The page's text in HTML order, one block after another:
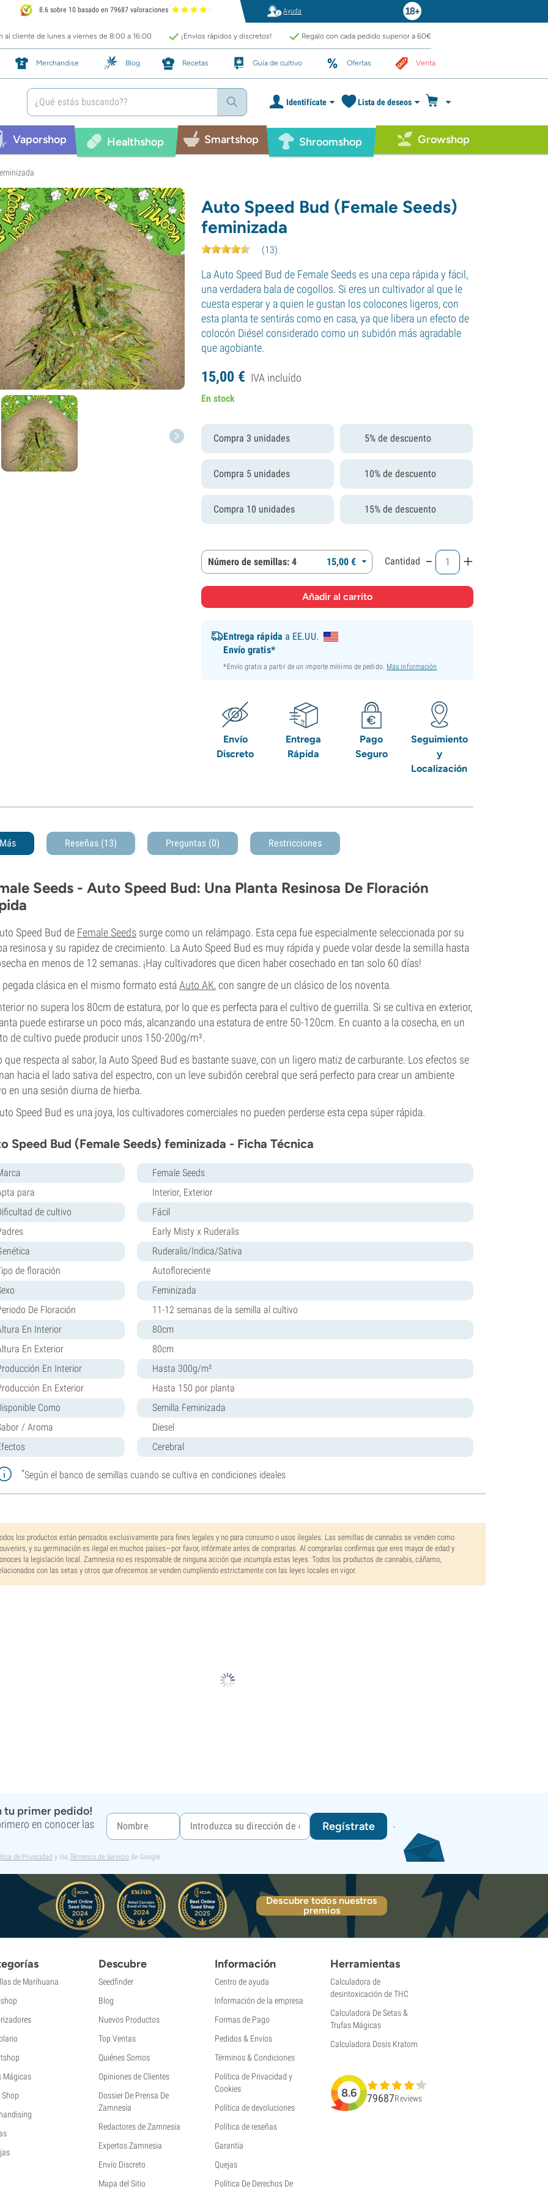
8.6 sobre 10 basado en 79687 valoraciones Ayuda
al cliente de lunes a viernes de 8:00 a 16:00 ¡Envíos rápidos y discretos! Regalo con cada pedido superior a 60€
Merchandise Blog Recetas Guía de cultivo Ofertas Venta
Identifícate Lista de deseos
Vaporshop Healthshop Smartshop Shroomshop Growshop
Auto Speed Bud (Female Seeds)
feminizada
(13)
La Auto Speed Bud de Female Seeds es una cepa rápida y fácil,
una verdadera bala de cogollos. Si eres un cultivador al que le
cuesta esperar y a quien le gustan los colocones ligeros, con
esta planta te sentirás como en casa, ya que libera un efecto de
colocón Diésel considerado como un subidón más agradable
que agobiante.
15,00 € IVA incluído
En stock
Compra 3 unidades 5% de descuento
Compra 5 unidades 10% de descuento
Compra 10 unidades 15% de descuento
Número de semillas: 4 15,00 € Cantidad - +
Entrega rápida a EE.UU.
Envío gratis*
*Envío gratis a partir de un importe mínimo de pedido. Más información
Envío
Discreto
Entrega
Rápida
Pago
Seguro
Seguimiento
y
Localización
Más Reseñas (13) Preguntas (0) Restricciones
Seeds - Auto Speed Bud: Una Planta Resinosa De Floración
Speed Bud de Female Seeds surge como un relámpago. Esta cepa fue especialmente seleccionada por su
resinosa y su rapidez de crecimiento. La Auto Speed Bud es muy rápida y puede volar desde la semilla hasta
en menos de 12 semanas. ¡Hay cultivadores que dicen haber cosechado en tan solo 60 días!
pegada clásica en el mismo formato estáAuto AK, con sangre de un clásico de los noventa.
no supera los 80cm de estatura, por lo que es perfecta para el cultivo de guerrilla. Si se cultiva en exterior,
puede estirarse un poco más, alcanzando una estatura de entre 50-120cm. En cuanto a la cosecha, en un
de cultivo puede producir unos 150-200g/m².
que respecta al sabor, la Auto Speed Bud es bastante suave, con un ligero matiz de carburante. Los efectos se
hacia el lado sativa del espectro, con un leve subidón cerebral que será perfecto para crear un ambiente
en una sesión diurna de hierba.
Speed Bud es una joya, los cultivadores comerciales no pueden perderse esta cepa súper rápida.
Speed Bud (Female Seeds) feminizada - Ficha Técnica
Female Seeds
para
Interior, Exterior
de cultivo
Fácil
Early Misty x Ruderalis
Ruderalis/Indica/Sativa
de floración
Autofloreciente
Feminizada
De Floración
11-12 semanas de la semilla al cultivo
En Interior
80cm
En Exterior
80cm
En Interior
Hasta 300g/m²
En Exterior
Hasta 150 por planta
Como
Semilla Feminizada
/ Aroma
Diesel
Cerebral
*Según el banco de semillas cuando se cultiva en condiciones ideales
los productos están pensados exclusivamente para fines legales y no para consumo o usos ilegales. Las semillas de cannabis se venden como
y su germinación es ilegal en muchos países—por favor, infórmate antes de comprarlas. Al comprarlas confirmas que eres mayor de edad y
la legislación local. Zamnesia no es responsable de ninguna acción que incumpla estas leyes. Todos los productos de cannabis, cáñamo,
con las setas y otros que ofrecemos se venden cumpliendo estrictamente con las leyes locales en vigor.
tu primer pedido!
en conocer las
Regístrate
de Privacidad y los Términos de Servicio de Google.
Descubre todos nuestros
premios
de Marihuana
Mágicas
Shop
Descubre
Seedfinder
Blog
Nuevos Productos
Top Ventas
Quiénes Somos
Opiniones de Clientes
Dossier De Prensa De
Zamnesia
Redactores de Zamnesia
Expertos Zamnesia
Envío Discreto
Mapa del Sitio
Información
Centro de ayuda
Información de la empresa
Formas de Pago
Pedidos & Envíos
Términos & Condiciones
Política de Privacidad y
Cookies
Política de devoluciones
Política de reseñas
Garantía
Quejas
Política De Derechos De
Herramientas
Calculadora de
desintoxicación de THC
Calculadora De Setas &
Trufas Mágicas
Calculadora Dosis Kratom
8.6 79687Reviews